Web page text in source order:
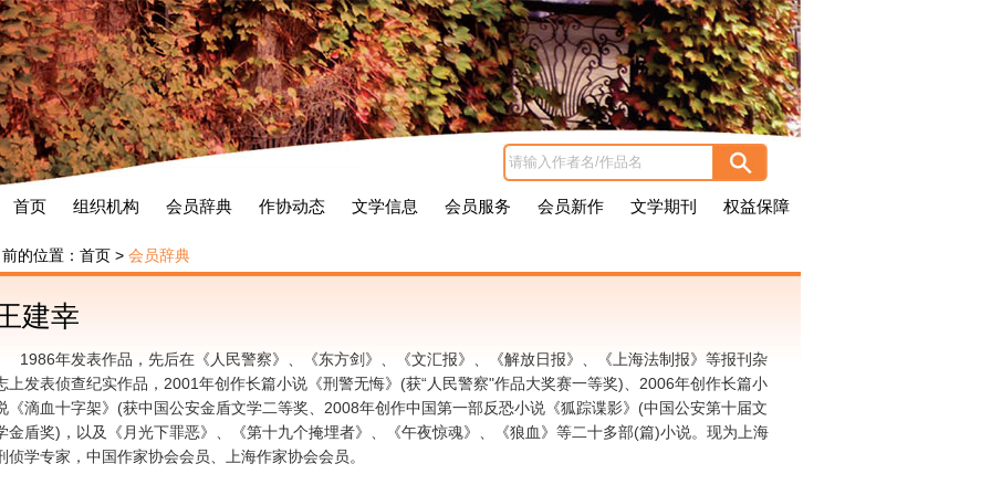
首页 组织机构 会员辞典 作协动态 文学信息 会员服务 会员新作 文学期刊 权益保障
的位置： 首页 > 会员辞典
建幸
1986年发表作品，先后在《人民警察》、《东方剑》、《文汇报》、《解放日报》、《上海法制报》等报刊杂
上发表侦查纪实作品，2001年创作长篇小说《刑警无悔》(获“人民警察"作品大奖赛一等奖)、2006年创作长篇小
《滴血十字架》(获中国公安金盾文学二等奖、2008年创作中国第一部反恐小说《狐踪谍影》(中国公安第十届文
金盾奖)，以及《月光下罪恶》、《第十九个掩埋者》、《午夜惊魂》、《狼血》等二十多部(篇)小说。现为上海
侦学专家，中国作家协会会员、上海作家协会会员。